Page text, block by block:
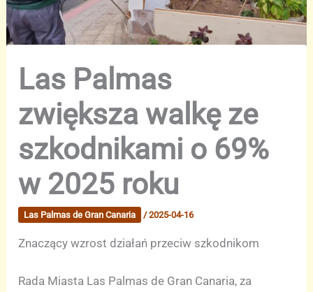
Las Palmas
zwiększa walkę ze
szkodnikami o 69%
w 2025 roku
Las Palmas de Gran Canaria /2025-04-16
Znaczący wzrost działań przeciw szkodnikom
Rada Miasta Las Palmas de Gran Canaria, za